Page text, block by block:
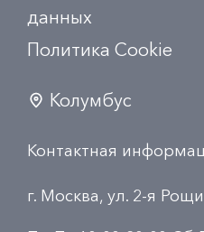
данных
Политика Сookie
Колумбус
Контактная
г. Москва, ул. 2-я